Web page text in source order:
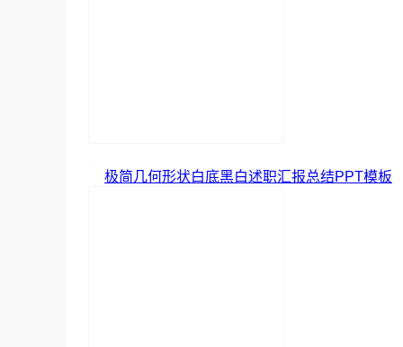
极简几何形状白底黑白述职汇报总结PPT模板